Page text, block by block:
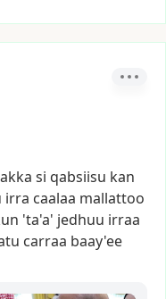
akka si qabsiisu kan
irra caalaa mallattoo
'ta'a' jedhuu irraa
carraa baay'ee